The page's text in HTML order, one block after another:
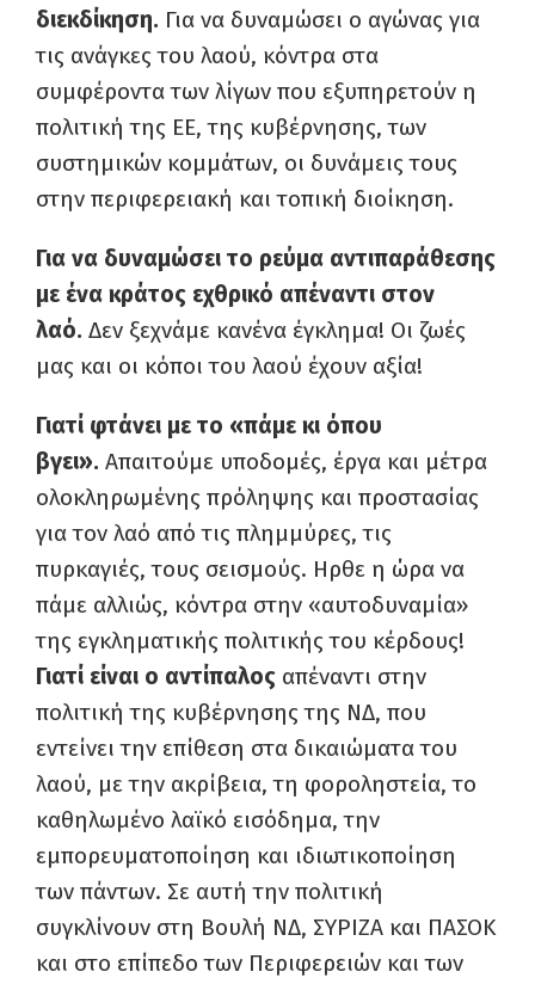
διεκδίκηση. Για να δυναμώσει ο αγώνας για
τις ανάγκες του λαού, κόντρα στα
συμφέροντα των λίγων που εξυπηρετούν η
πολιτική της ΕΕ, της κυβέρνησης, των
συστημικών κομμάτων, οι δυνάμεις τους
στην περιφερειακή και τοπική διοίκηση.
Για να δυναμώσει το ρεύμα αντιπαράθεσης
με ένα κράτος εχθρικό απέναντι στον
λαό. Δεν ξεχνάμε κανένα έγκλημα! Οι ζωές
μας και οι κόποι του λαού έχουν αξία!
Γιατί φτάνει με το «πάμε κι όπου
βγει». Απαιτούμε υποδομές, έργα και μέτρα
ολοκληρωμένης πρόληψης και προστασίας
για τον λαό από τις πλημμύρες, τις
πυρκαγιές, τους σεισμούς. Ηρθε η ώρα να
πάμε αλλιώς, κόντρα στην «αυτοδυναμία»
της εγκληματικής πολιτικής του κέρδους!
Γιατί είναι ο αντίπαλος απέναντι στην
πολιτική της κυβέρνησης της ΝΔ, που
εντείνει την επίθεση στα δικαιώματα του
λαού, με την ακρίβεια, τη φοροληστεία, το
καθηλωμένο λαϊκό εισόδημα, την
εμπορευματοποίηση και ιδιωτικοποίηση
των πάντων. Σε αυτή την πολιτική
συγκλίνουν στη Βουλή ΝΔ, ΣΥΡΙΖΑ και ΠΑΣΟΚ
και στο επίπεδο των Περιφερειών και των